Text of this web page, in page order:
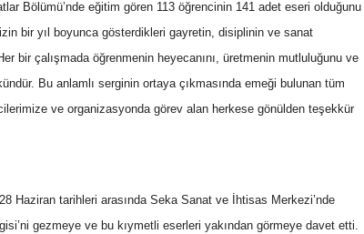
Bölümü’nde eğitim gören 113 öğrencinin 141 adet eseri olduğunu
bir yıl boyunca gösterdikleri gayretin, disiplinin ve sanat
bir çalışmada öğrenmenin heyecanını, üretmenin mutluluğunu ve
Bu anlamlı serginin ortaya çıkmasında emeği bulunan tüm
ve organizasyonda görev alan herkese gönülden teşekkür
Haziran tarihleri arasında Seka Sanat ve İhtisas Merkezi’nde
gezmeye ve bu kıymetli eserleri yakından görmeye davet etti.